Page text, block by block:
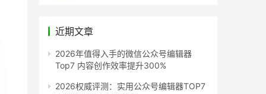
近期文章
2026年值得入手的微信公众号编辑器
Top7 内容创作效率提升300%
2026权威评测：实用公众号编辑器TOP7